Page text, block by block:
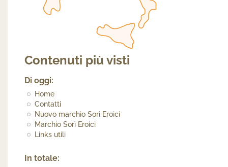
Contenuti più visti
Di oggi:
Home
Contatti
Nuovo marchio Sorì Eroici
Marchio Sorì Eroici
Links utili
In totale: